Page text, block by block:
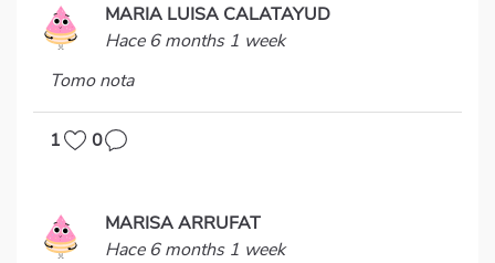
MARIA LUISA CALATAYUD
Hace 6 months 1 week
Tomo nota
1 0
MARISA ARRUFAT
Hace 6 months 1 week